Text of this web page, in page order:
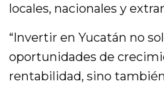
locales, nacionales y
“Invertir en Yucatán no
oportunidades de
rentabilidad, sino